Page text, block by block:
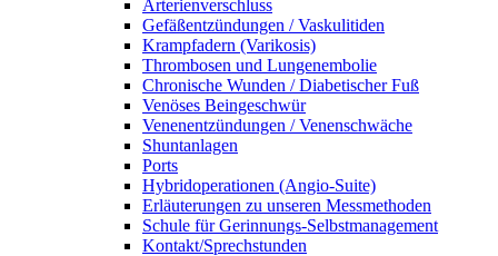
Arterienverschluss
Gefäßentzündungen / Vaskulitiden
Krampfadern (Varikosis)
Thrombosen und Lungenembolie
Chronische Wunden / Diabetischer Fuß
Venöses Beingeschwür
Venenentzündungen / Venenschwäche
Shuntanlagen
Ports
Hybridoperationen (Angio-Suite)
Erläuterungen zu unseren Messmethoden
Schule für Gerinnungs-Selbstmanagement
Kontakt/Sprechstunden